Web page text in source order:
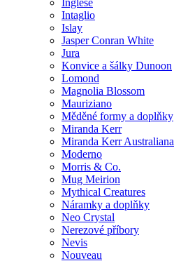
Intaglio
Islay
Jasper Conran White
Jura
Konvice a šálky Dunoon
Lomond
Magnolia Blossom
Mauriziano
Měděné formy a doplňky
Miranda Kerr
Miranda Kerr Australiana
Moderno
Morris & Co.
Mug Meirion
Mythical Creatures
Náramky a doplňky
Neo Crystal
Nerezové příbory
Nevis
Nouveau